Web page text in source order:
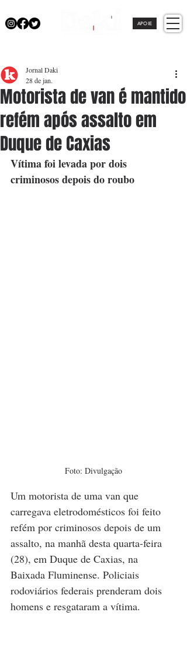
APOIE
Motorista de van é mantido
refém após assalto em
Duque de Caxias
Jornal Daki
28 de jan.
Vítima foi levada por dois
criminosos depois do roubo
Foto: Divulgação
Um motorista de uma van que
carregava eletrodomésticos foi feito
refém por criminosos depois de um
assalto, na manhã desta quarta-feira
(28), em Duque de Caxias, na
Baixada Fluminense. Policiais
rodoviários federais prenderam dois
homens e resgataram a vítima.